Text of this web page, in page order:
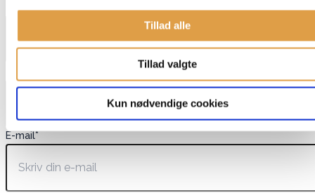
Tillad alle
Tillad valgte
Kun nødvendige cookies
E-mail*